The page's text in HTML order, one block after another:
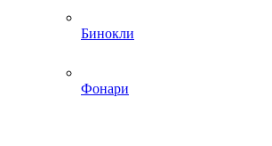
Бинокли
Фонари